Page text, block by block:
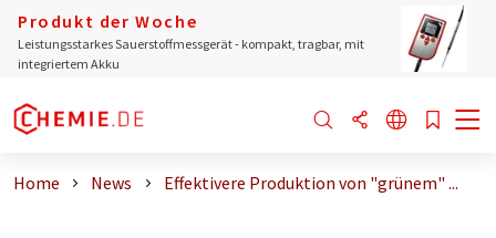
Produkt der Woche
Leistungsstarkes Sauerstoffmessgerät - kompakt, tragbar, mit
integriertem Akku
Home News Effektivere Produktion von "grünem" ...